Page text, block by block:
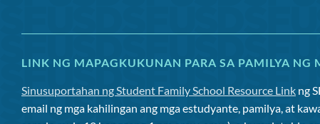
LINK NG MAPAGKUKUNAN PARA SA PAMILYA NG
Sinusuportahan ng Student Family School Resource Link ng
email ng mga kahilingan ang mga estudyante, pamilya, at